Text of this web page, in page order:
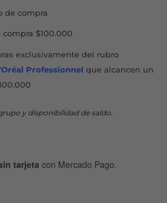
compra
$100.000
exclusivamente del rubro
Professionnel que alcancen un
y disponibilidad de saldo.
tarjeta con Mercado Pago.